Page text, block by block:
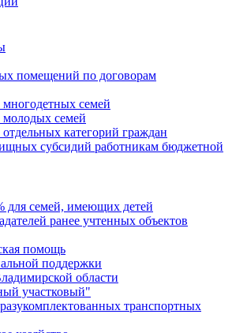
помещений по договорам
семей
семей
категорий граждан
субсидий работникам бюджетной
для семей, имеющих детей
ранее учтенных объектов
помощь
поддержки
области
участковый"
транспортных